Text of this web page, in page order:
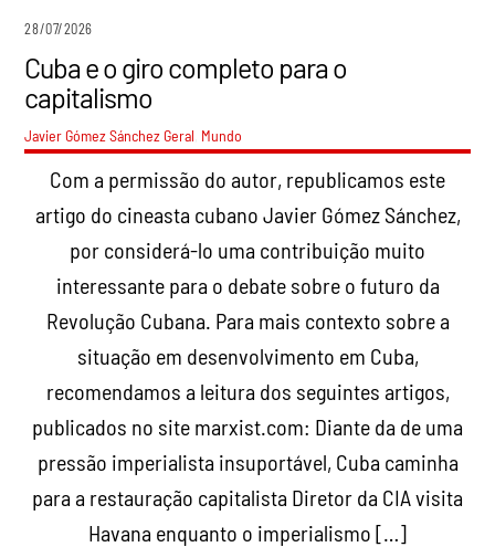
28/07/2026
Cuba e o giro completo para o
capitalismo
Javier Gómez Sánchez Geral Mundo
Com a permissão do autor, republicamos este
artigo do cineasta cubano Javier Gómez Sánchez,
por considerá-lo uma contribuição muito
interessante para o debate sobre o futuro da
Revolução Cubana. Para mais contexto sobre a
situação em desenvolvimento em Cuba,
recomendamos a leitura dos seguintes artigos,
publicados no site marxist.com: Diante da de uma
pressão imperialista insuportável, Cuba caminha
para a restauração capitalista Diretor da CIA visita
Havana enquanto o imperialismo […]